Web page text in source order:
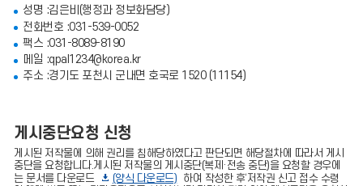
성명 :김은비(행정과 정보화담당)
전화번호 :031-539-0052
팩스 :031-8089-8190
메일 :qpal1234@korea.kr
주소 :경기도 포천시 군내면 호국로 1520 (11154)
게시중단요청 신청
게시된 저작물에 의해 권리를 침해당하였다고 판단되면 해당절차에 따라서 게시
중단을 요청합니다.게시된 저작물의 게시중단(복제·전송 중단)을 요청할 경우에
는 문서를 다운로드
(양식 다운로드)
하여 작성한 후‘저작권 신고 접수 수령